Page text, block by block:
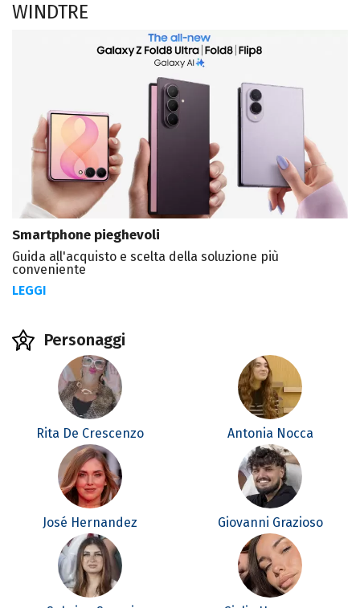
WINDTRE
Smartphone pieghevoli
Guida all'acquisto e scelta della soluzione più
conveniente
LEGGI
Personaggi
Rita De Crescenzo Antonia Nocca
José Hernandez Giovanni Grazioso